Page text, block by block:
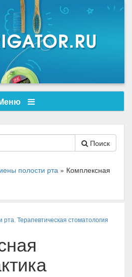
Поиск
полости рта » Комплексная
рта Терапевтическая стоматология